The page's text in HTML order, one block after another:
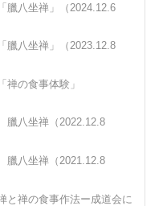
臘八坐禅」（2024.12.6
臘八坐禅」（2023.12.8
禅の食事体験」
臘八坐禅（2022.12.8
臘八坐禅（2021.12.8
と禅の食事作法ー成道会に